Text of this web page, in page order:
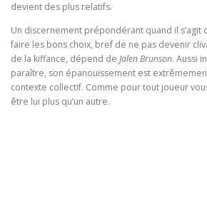
devient des plus relatifs.
Un discernement prépondérant quand il
faire les bons choix, bref de ne pas devenir
de la kiffance, dépend de Jalen Brunson. Aussi
paraître, son épanouissement est
contexte collectif. Comme pour tout joueur
être lui plus qu’un autre.